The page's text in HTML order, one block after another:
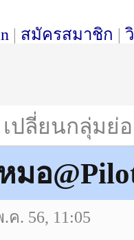
| สมัครสมาชิก |
เปลี่ยนกลุ่มย่
มอ
.ค. 56, 11:05